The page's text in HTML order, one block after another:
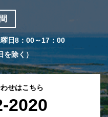
日8：00～17：00
除く）
せはこちら
2020